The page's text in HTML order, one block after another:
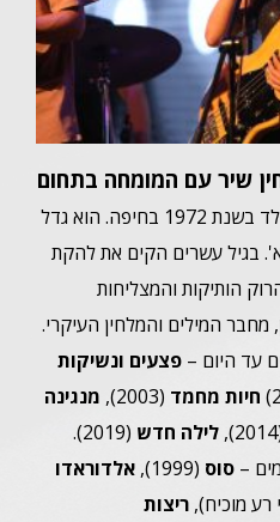
שיר עם המומחה בתחום
, נולד בשנת 1972 בחיפה. הוא גדל
א'. בגיל עשרים הקים את להקת
הותיקות והמצליחות
המילים והמלחין העיקרי.
עד היום – פצעים ונשיקות
חיות מחמד (2003),
מנגינה
לילה חדש (2019).
– סוס (1999),
אלדוראדו
ריצות